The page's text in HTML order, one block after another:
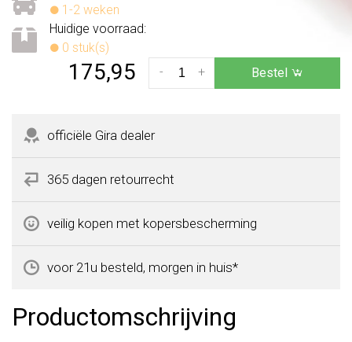
1-2 weken
Huidige voorraad:
0 stuk(s)
175,95 +
- Bestel
officiële Gira dealer
365 dagen retourrecht
veilig kopen met kopersbescherming
voor 21u besteld, morgen in huis*
Productomschrijving